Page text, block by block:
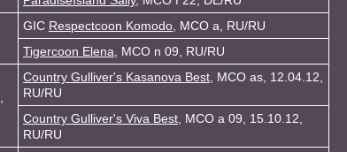
GIC Respectcoon Komodo , MCO a, RU/RU
Tigercoon Elena , MCO n 09, RU/RU
Country Gulliver's Kasanova Best , MCO as, 12.04.12,
RU/RU
Country Gulliver's Viva Best , MCO a 09, 15.10.12,
RU/RU